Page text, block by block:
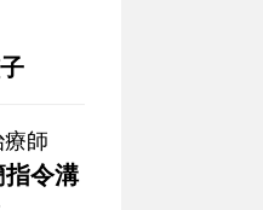
師
令溝